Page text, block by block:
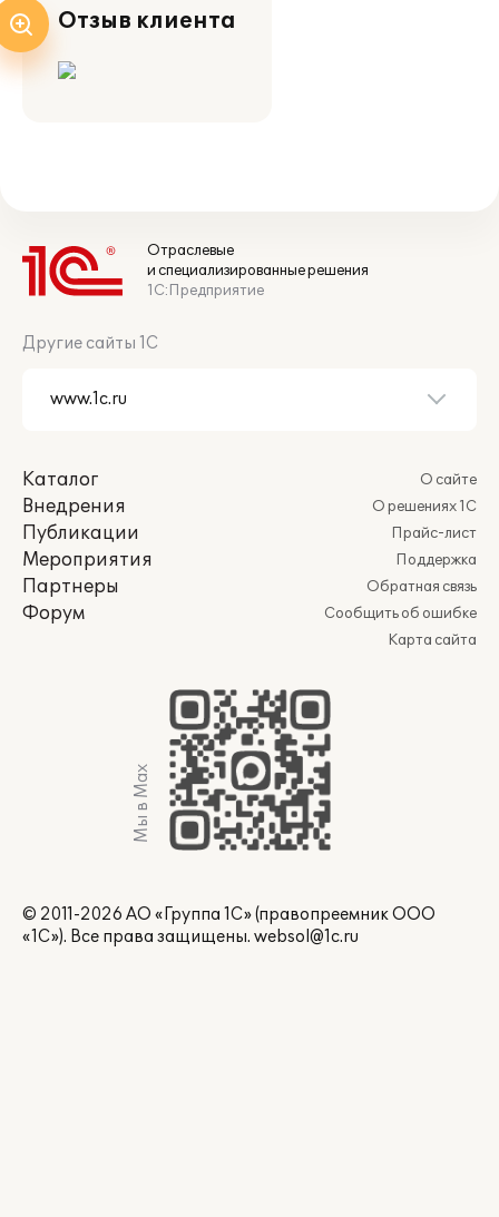
Отзыв клиента
Отраслевые
и специализированные решения
1С:Предприятие
Другие сайты 1С
Каталог
Внедрения
Публикации
Мероприятия
Партнеры
Форум
О сайте
О решениях 1С
Прайс-лист
Поддержка
Обратная связь
Сообщить об ошибке
Карта сайта
Мы в Max
© 2011-2026 АО «Группа 1С» (правопреемник ООО
«1С»). Все права защищены. websol@1c.ru